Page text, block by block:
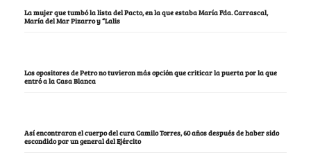
La mujer que tumbó la lista del Pacto, en la que estaba María Fda. Carrascal,
María del Mar Pizarro y “Lalis
Los opositores de Petro no tuvieron más opción que criticar la puerta por la que
entró a la Casa Blanca
Así encontraron el cuerpo del cura Camilo Torres, 60 años después de haber sido
escondido por un general del Ejército